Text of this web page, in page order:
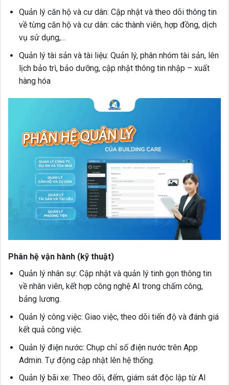
Quản lý căn hộ và cư dân: Cập nhật và theo dõi thông tin
về từng căn hộ và cư dân: các thành viên, hợp đồng, dịch
vụ sử dụng,…
Quản lý tài sản và tài liệu: Quản lý, phân nhóm tài sản, lên
lịch bảo trì, bảo dưỡng, cập nhật thông tin nhập – xuất
hàng hóa
Phân hệ vận hành (kỹ thuật)
Quản lý nhân sự: Cập nhật và quản lý tinh gọn thông tin
về nhân viên, kết hợp công nghệ AI trong chấm công,
bảng lương.
Quản lý công việc: Giao việc, theo dõi tiến độ và đánh giá
kết quả công việc.
Quản lý điện nước: Chụp chỉ số điện nước trên App
Admin. Tự động cập nhật lên hệ thống.
Quản lý bãi xe: Theo dõi, đếm, giám sát độc lập từ AI